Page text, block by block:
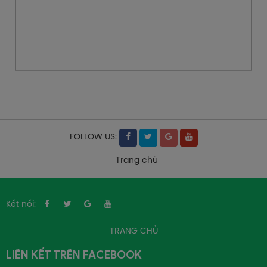
FOLLOW US:
Trang chủ
Kết nối:
TRANG CHỦ
LIÊN KẾT TRÊN FACEBOOK